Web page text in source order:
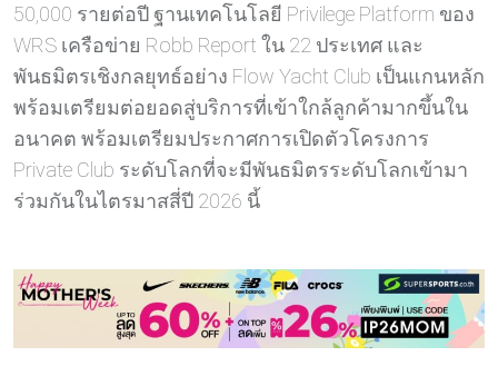
50,000 รายต่อปี ฐานเทคโนโลยี Privilege Platform ของ
WRS เครือข่าย Robb Report ใน 22 ประเทศ และ
พันธมิตรเชิงกลยุทธ์อย่าง Flow Yacht Club เป็นแกนหลัก
พร้อมเตรียมต่อยอดสู่บริการที่เข้าใกล้ลูกค้ามากขึ้นใน
อนาคต พร้อมเตรียมประกาศการเปิดตัวโครงการ
Private Club ระดับโลกที่จะมีพันธมิตรระดับโลกเข้ามา
ร่วมกันในไตรมาสสี่ปี 2026 นี้